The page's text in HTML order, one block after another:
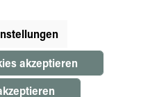
akzeptieren